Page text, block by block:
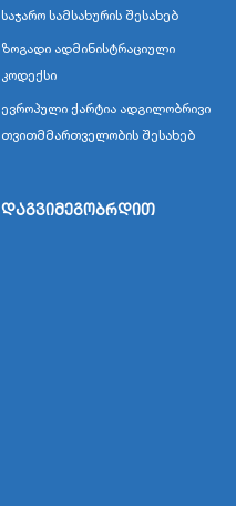
საჯარო სამსახურის შესახებ
ზოგადი ადმინისტრაციული
კოდექსი
ევროპული ქარტია ადგილობრივი
თვითმმართველობის შესახებ
დაგვიმეგობრდით